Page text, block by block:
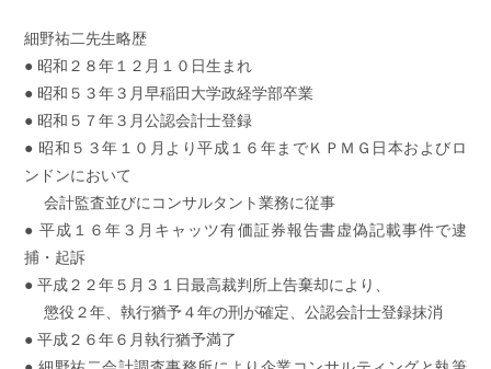
細野祐二先生略歴
● 昭和２８年１２月１０日生まれ
● 昭和５３年３月早稲田大学政経学部卒業
● 昭和５７年３月公認会計士登録
● 昭和５３年１０月より平成１６年までＫＰＭＧ日本およびロ
ンドンにおいて
会計監査並びにコンサルタント業務に従事
● 平成１６年３月キャッツ有価証券報告書虚偽記載事件で逮
捕・起訴
● 平成２２年５月３１日最高裁判所上告棄却により、
懲役２年、執行猶予４年の刑が確定、公認会計士登録抹消
● 平成２６年６月執行猶予満了